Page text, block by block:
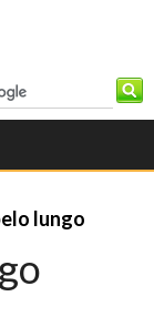
lungo